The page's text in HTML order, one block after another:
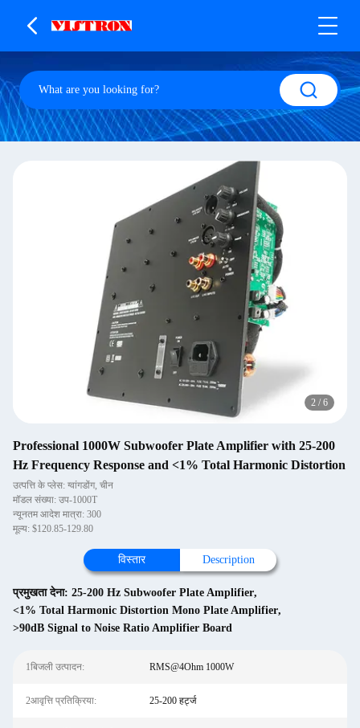
2 / 6
Professional 1000W Subwoofer Plate Amplifier with 25-200
Hz Frequency Response and <1% Total Harmonic Distortion
उत्पत्ति के प्लेस: ग्वांगडोंग, चीन
मॉडल संख्या: उप-1000T
न्यूनतम आदेश मात्रा: 300
मूल्य: $120.85-129.80
विस्तार Description
प्रमुखता देना: 25-200 Hz Subwoofer Plate Amplifier,
<1% Total Harmonic Distortion Mono Plate Amplifier,
>90dB Signal to Noise Ratio Amplifier Board
1बिजली उत्पादन: RMS@4Ohm 1000W
2आवृत्ति प्रतिक्रिया: 25-200 हर्ट्ज